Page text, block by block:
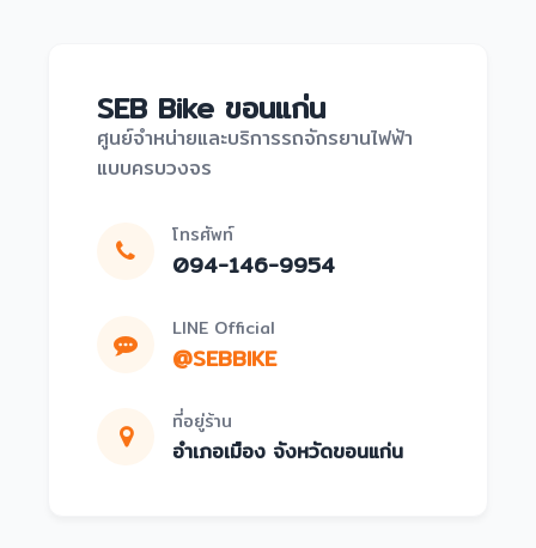
SEB Bike ขอนแก่น
ศูนย์จำหน่ายและบริการรถจักรยานไฟฟ้า
แบบครบวงจร
โทรศัพท์
094-146-9954
LINE Official
@SEBBIKE
ที่อยู่ร้าน
อำเภอเมือง จังหวัดขอนแก่น